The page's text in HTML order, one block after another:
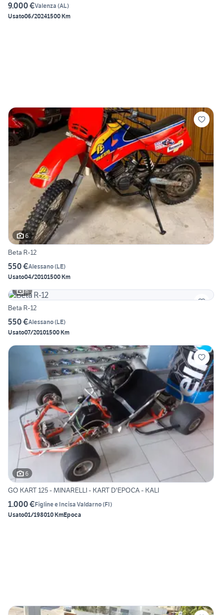
9.000 €Valenza (AL)
Usato06/20241500 Km
6
Beta R-12
550 €Alessano(LE)
Usato04/20101500 Km
6
Beta R-12
550 €Alessano(LE)
Usato07/20101500 Km
6
GO KART 125 - MINARELLI - KART D'EPOCA - KALI
1.000 €Figline e Incisa Valdarno(FI)
Usato01/198010 KmEpoca